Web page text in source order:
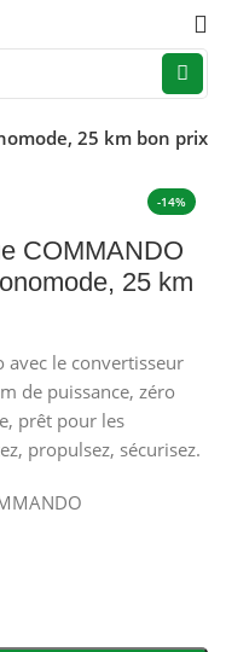
25 km bon prix
-14%
COMMANDO
25 km
avec le convertisseur
de puissance, zéro
prêt pour les
propulsez, sécurisez.